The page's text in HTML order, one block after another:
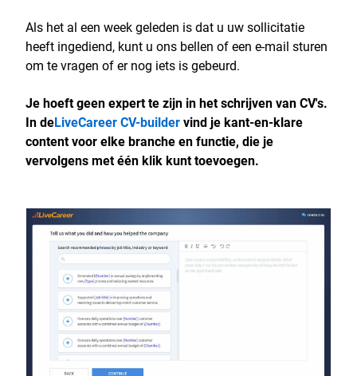
Als het al een week geleden is dat u uw sollicitatie
heeft ingediend, kunt u ons bellen of een e-mail sturen
om te vragen of er nog iets is gebeurd.
Je hoeft geen expert te zijn in het schrijven van CV's.
In deLiveCareer CV-buildervind je kant-en-klare
content voor elke branche en functie, die je
vervolgens met één klik kunt toevoegen.